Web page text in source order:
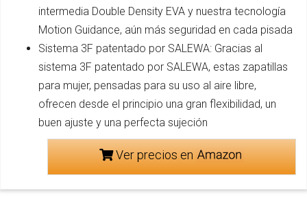
intermedia Double Density EVA y nuestra tecnología
Motion Guidance, aún más seguridad en cada pisada
Sistema 3F patentado por SALEWA: Gracias al
sistema 3F patentado por SALEWA, estas zapatillas
para mujer, pensadas para su uso al aire libre,
ofrecen desde el principio una gran flexibilidad, un
buen ajuste y una perfecta sujeción
Ver precios en